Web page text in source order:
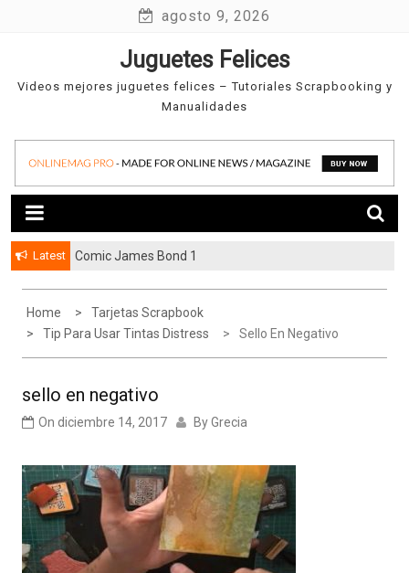
agosto 9, 2026
Juguetes Felices
Videos mejores juguetes felices – Tutoriales Scrapbooking y
Manualidades
Latest Comic James Bond 1
Home
Tarjetas Scrapbook
Tip Para Usar Tintas Distress
Sello En Negativo
sello en negativo
On diciembre 14, 2017 ByGrecia